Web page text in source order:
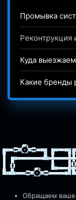
Промывка
Реконтрукция
Куда
Какие бренды
Обращаем ваше